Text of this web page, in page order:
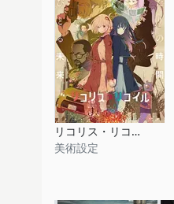
リコリス・リコイル
美術設定